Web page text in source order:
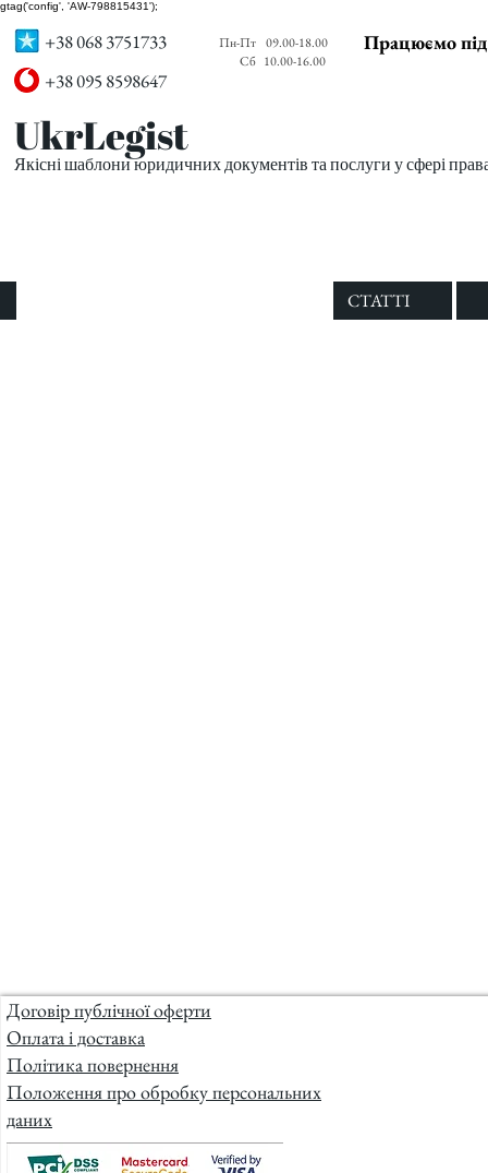
gtag('config', 'AW-798815431');
+38 068 3751733
+38 095 8598647
Пн-Пт
Сб
09.00-18.00
10.00-16.00
Працюємо
UkrLegist
Якісні шаблони юридичних документів та послуги у сфері
СТАТТІ
Договір публічної оферти
Оплата і доставка
Політика повернення
Положення про обробку персональних
даних